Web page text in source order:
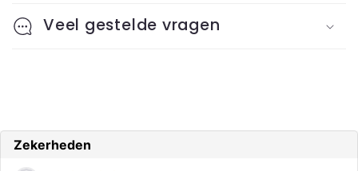
s
i
c
o
Veel gestelde vragen